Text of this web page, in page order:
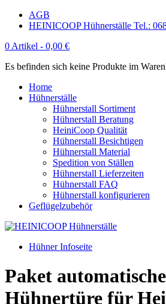
AGB
HEINICOOP Hühnerställe Tel.:
0 Artikel - 0,00 €
Es befinden sich keine Produkte im
Home
Hühnerställe
Hühnerstall Sortiment
Hühnerstall Beratung
HeiniCoop Qualität
Hühnerstall Besichtigen
Hühnerstall Material
Spedition von Ställen
Hühnerstall Lieferzeiten
Hühnerstall FAQ
Hühnerstall konfigurieren
Geflügelzubehör
Hühner Infoseite
Paket automatische
Hühnertüre für